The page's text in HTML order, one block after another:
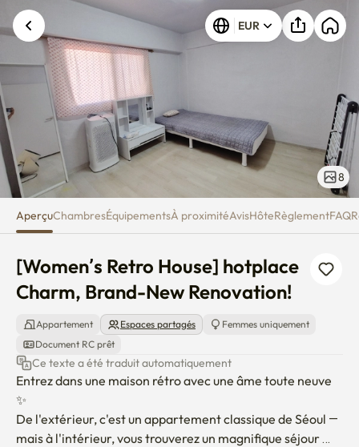
[Women’s Retro House]
EUR
8
AperçuChambresÉquipementsÀ proximitéAvisHôteRèglementFAQ
[Women’s Retro House] hotplace
Charm, Brand-New Renovation!
Appartement Espaces partagés
Femmes uniquement
Document RC prêt
Ce texte a été traduit automatiquement
Entrez dans une maison rétro avec une âme toute neuve
✨
De l'extérieur, c'est un appartement classique de Séoul —
mais à l'intérieur, vous trouverez un magnifique séjour